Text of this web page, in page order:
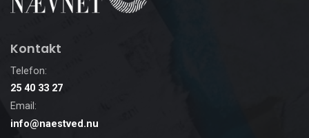
Kontakt
Telefon:
25 40 33 27
Email:
info@naestved.nu